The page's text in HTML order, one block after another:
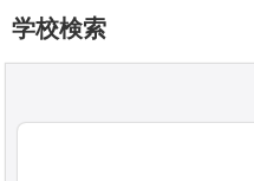
学校検索